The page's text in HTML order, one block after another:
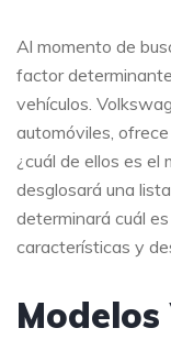
Al momento de
factor
vehículos.
automóviles,
¿cuál de ellos es el
desglosará una
determinará cuál
características y